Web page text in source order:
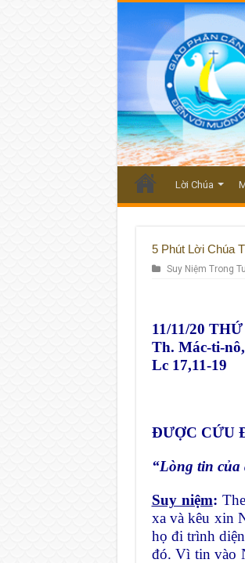
Lời Chúa
5 Phút Lời Chúa
Suy Niệm Trong
11/11/20 THỨ
Th. Mác-ti-
Lc 17,11-19
ĐƯỢC CỨU
“Lòng tin của
Suy niệm:
xa và kêu xin
họ đi trình
đó. Vì tin vào